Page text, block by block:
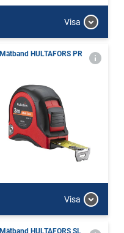
Visa
Mätband HULTAFORS PR
Visa
Mätband HULTAFORS SL